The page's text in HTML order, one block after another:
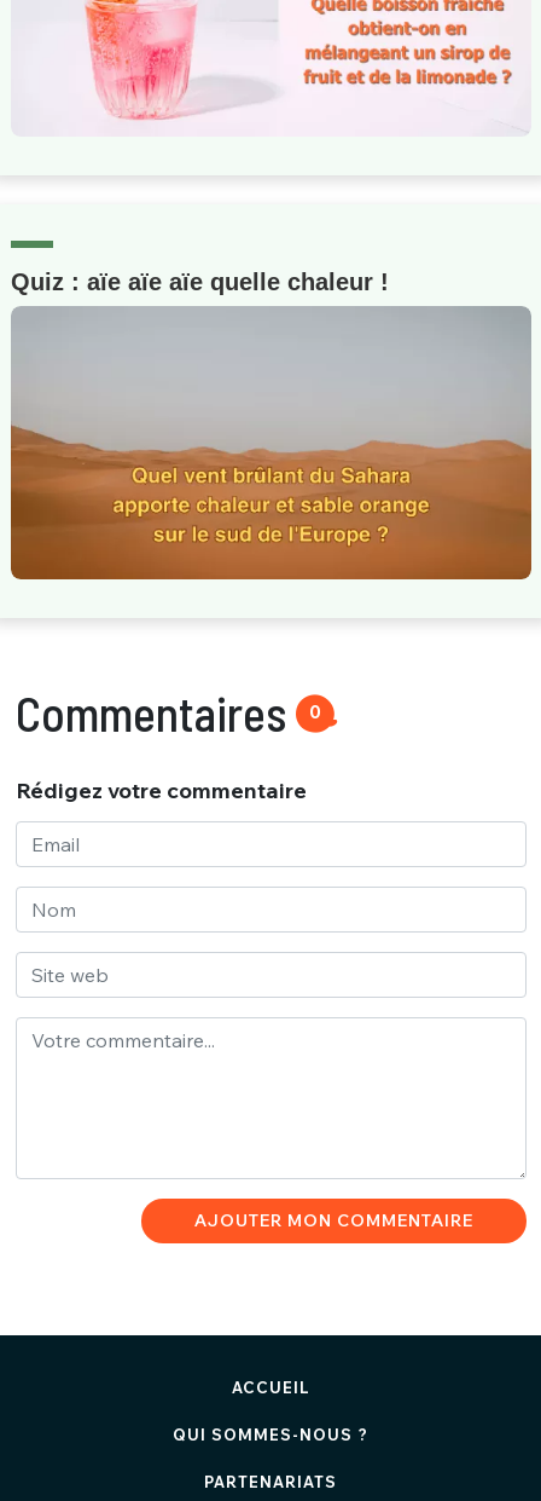
Quiz : aïe aïe aïe quelle chaleur !
Commentaires 0
Rédigez votre commentaire
AJOUTER MON COMMENTAIRE
ACCUEIL
QUI SOMMES-NOUS ?
PARTENARIATS